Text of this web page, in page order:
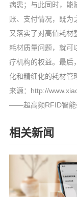
病患；与此同时，能
账、支付情况，既为
又落实了对高值耗材
耗材质量问题，就可
疗机构的权益。最后
化和精细化的耗材管
来源： http://
——超高频RFID智能
相关新闻